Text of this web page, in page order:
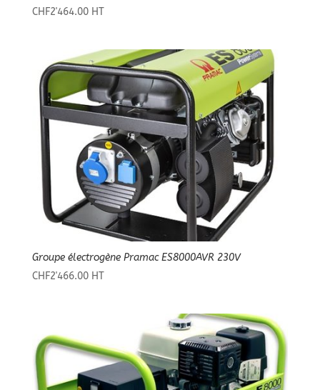
CHF2'464.00 HT
Groupe électrogène Pramac ES8000AVR 230V
CHF2'466.00 HT